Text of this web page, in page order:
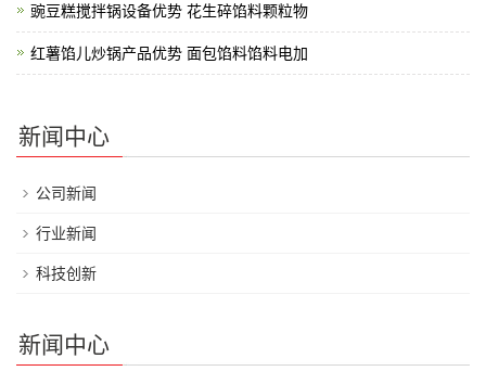
豌豆糕搅拌锅设备优势 花生碎馅料颗粒物
红薯馅儿炒锅产品优势 面包馅料馅料电加
新闻中心
公司新闻
行业新闻
科技创新
新闻中心